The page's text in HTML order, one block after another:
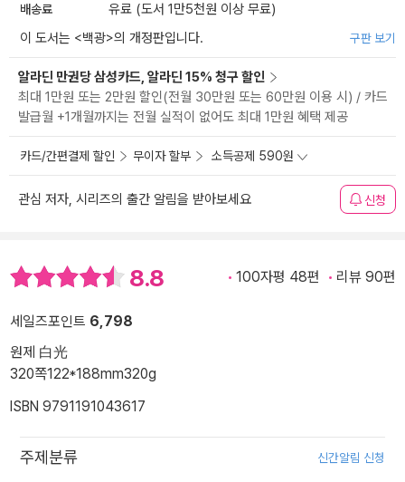
배송료
유료 (도서 1만5천원 이상 무료)
이 도서는 <백광>의 개정판입니다. 구판 보기
알라딘 만권당 삼성카드, 알라딘 15% 청구 할인
최대 1만원 또는 2만원 할인(전월 30만원 또는 60만원 이용 시) / 카드
발급월 +1개월까지는 전월 실적이 없어도 최대 1만원 혜택 제공
카드/간편결제 할인 무이자 할부 소득공제 590원
관심 저자, 시리즈의 출간 알림을 받아보세요 신청
8.8 100자평 48편 리뷰 90편
세일즈포인트 6,798
원제 白光
320쪽122*188mm320g
ISBN 9791191043617
주제분류 신간알림 신청